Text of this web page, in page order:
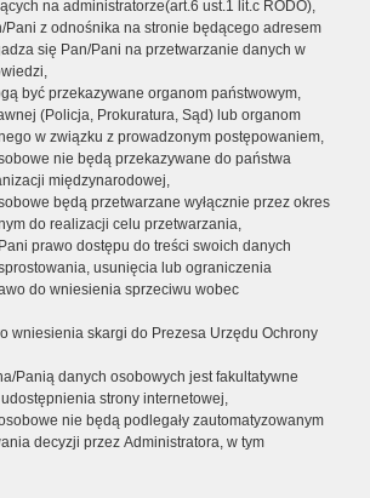
na administratorze(art.6 ust.1 lit.c RODO),
Pani z odnośnika na stronie będącego adresem
się Pan/Pani na przetwarzanie danych w
być przekazywane organom państwowym,
(Policja, Prokuratura, Sąd) lub organom
w związku z prowadzonym postępowaniem,
nie będą przekazywane do państwa
międzynarodowej,
będą przetwarzane wyłącznie przez okres
do realizacji celu przetwarzania,
prawo dostępu do treści swoich danych
usunięcia lub ograniczenia
do wniesienia sprzeciwu wobec
wniesienia skargi do Prezesa Urzędu Ochrony
Panią danych osobowych jest fakultatywne
strony internetowej,
nie będą podlegały zautomatyzowanym
decyzji przez Administratora, w tym